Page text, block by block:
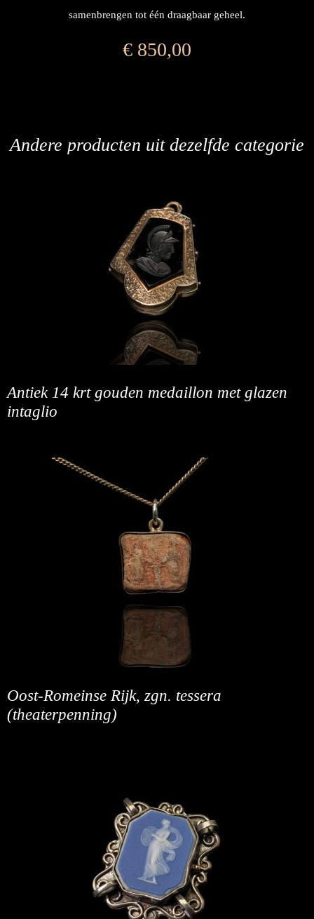
samenbrengen tot één draagbaar geheel.
€ 850,00
Andere producten uit dezelfde categorie
Antiek 14 krt gouden medaillon met glazen
intaglio
Oost-Romeinse Rijk, zgn. tessera
(theaterpenning)